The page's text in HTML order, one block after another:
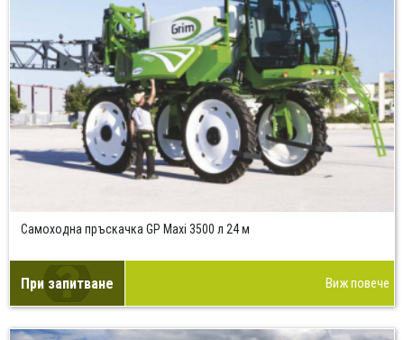
Самоходна пръскачка GP Maxi 3500 л 24 м
При запитване Виж повече